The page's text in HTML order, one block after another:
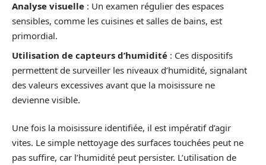
Analyse visuelle : Un examen régulier des espaces
sensibles, comme les cuisines et salles de bains, est
primordial.
Utilisation de capteurs d’humidité : Ces dispositifs
permettent de surveiller les niveaux d’humidité, signalant
des valeurs excessives avant que la moisissure ne
devienne visible.
Une fois la moisissure identifiée, il est impératif d’agir
vites. Le simple nettoyage des surfaces touchées peut ne
pas suffire, car l’humidité peut persister. L’utilisation de